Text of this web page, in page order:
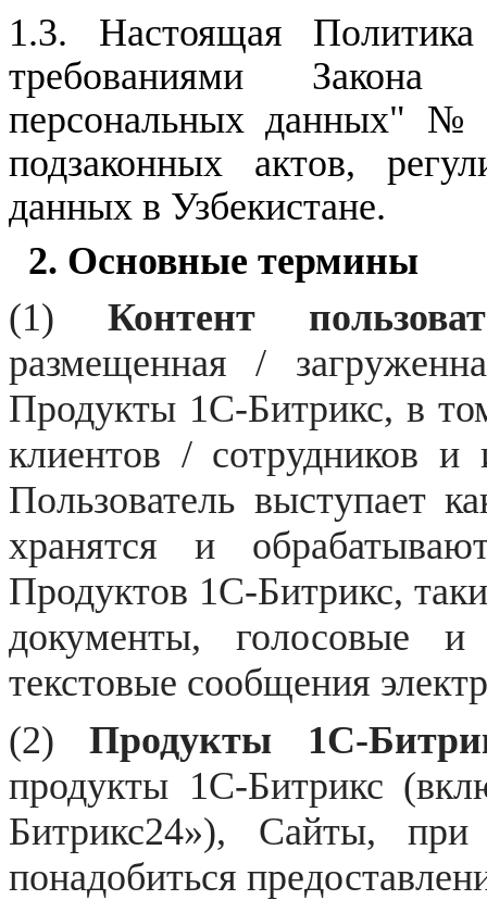
1.3. Настоящая
требованиями
персональных данных" №
подзаконных актов,
данных в Узбекистане.
2. Основные термины
(1)Контент
размещенная /
Продукты 1С-Битрикс, в
клиентов / сотрудников
Пользователь выступает
хранятся и
Продуктов 1С-Битрикс,
документы, голосовые и
текстовые сообщения
(2)Продукты 1С-
продукты 1С-Битрикс
Битрикс24»), Сайты, при
понадобиться